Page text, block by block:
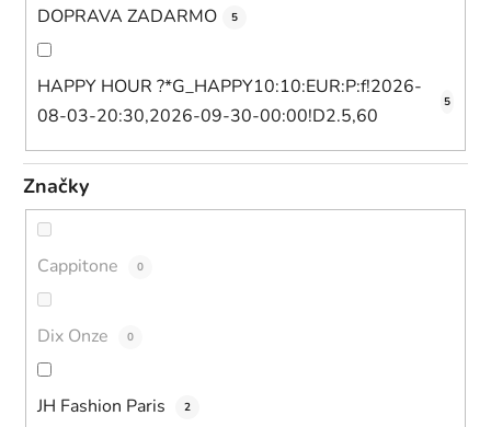
DOPRAVA ZADARMO 5
HAPPY HOUR ?*G_HAPPY10:10:EUR:P:f!2026-
08-03-20:30,2026-09-30-00:00!D2.5,60
5
Značky
Cappitone 0
Dix Onze 0
JH Fashion Paris 2